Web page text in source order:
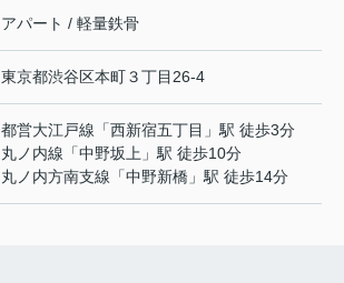
アパート / 軽量鉄骨
東京都渋谷区本町３丁目26-4
都営大江戸線 「西新宿五丁目 」駅 徒歩3分
丸ノ内線 「中野坂上 」駅 徒歩10分
丸ノ内方南支線 「中野新橋 」駅 徒歩14分